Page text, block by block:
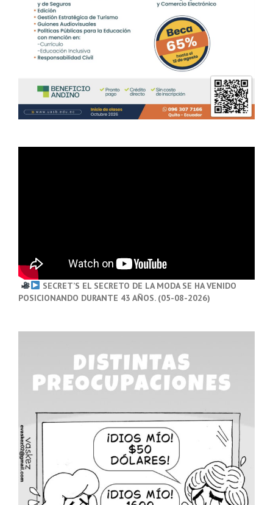
SECRET’S EL SECRETO DE LA MODA SE HA VENIDO
POSICIONANDO DURANTE 43 AÑOS. (05-08-2026)